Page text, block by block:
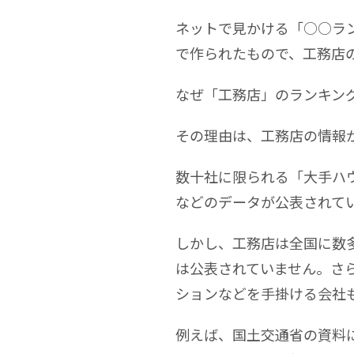
ネットで見かける「○○ラ
で作られたもので、工務店
なぜ「工務店」のランキン
その理由は、工務店の情報
数十社に限られる「大手ハ
などのデータが公表されて
しかし、工務店は全国に
は公表されていません。さ
ションなどを手掛ける会社
例えば、国土交通省の資料